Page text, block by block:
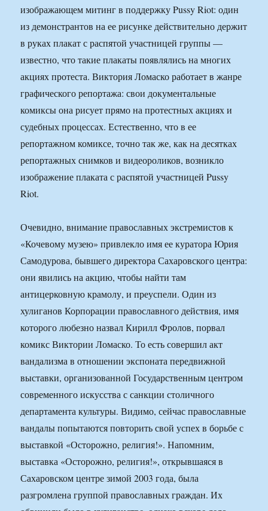
изображающем митинг в поддержку Pussy Riot: один
из демонстрантов на ее рисунке действительно держит
в руках плакат с распятой участницей группы —
известно, что такие плакаты появлялись на многих
акциях протеста. Виктория Ломаско работает в жанре
графического репортажа: свои документальные
комиксы она рисует прямо на протестных акциях и
судебных процессах. Естественно, что в ее
репортажном комиксе, точно так же, как на десятках
репортажных снимков и видеороликов, возникло
изображение плаката с распятой участницей Pussy
Riot.
Очевидно, внимание православных экстремистов к
«Кочевому музею» привлекло имя ее куратора Юрия
Самодурова, бывшего директора Сахаровского центра:
они явились на акцию, чтобы найти там
антицерковную крамолу, и преуспели. Один из
хулиганов Корпорации православного действия, имя
которого любезно назвал Кирилл Фролов, порвал
комикс Виктории Ломаско. То есть совершил акт
вандализма в отношении экспоната передвижной
выставки, организованной Государственным центром
современного искусства с санкции столичного
департамента культуры. Видимо, сейчас православные
вандалы попытаются повторить свой успех в борьбе с
выставкой «Осторожно, религия!». Напомним,
выставка «Осторожно, религия!», открывшаяся в
Сахаровском центре зимой 2003 года, была
разгромлена группой православных граждан. Их